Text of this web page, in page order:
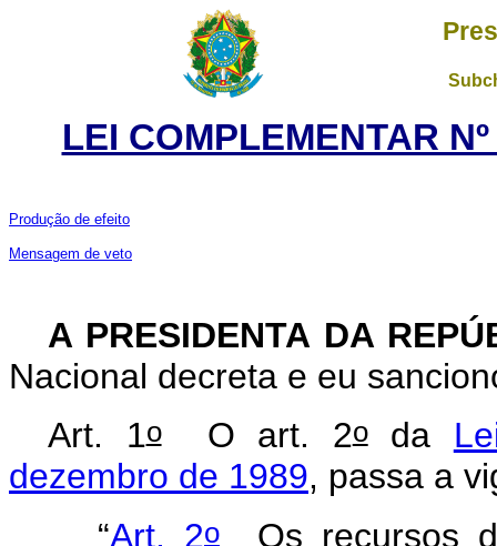
LEI COMPLEMENTAR
Produção de efeito
Mensagem de veto
A PRESIDENTA DA
Nacional decreta e eu
Art. 1oO art. 2oda
dezembro de 1989, passa a
“Art. 2o
Os recursos